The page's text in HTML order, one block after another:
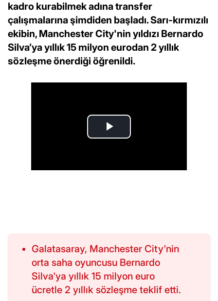
kadro kurabilmek adına transfer
çalışmalarına şimdiden başladı. Sarı-kırmızılı
ekibin, Manchester City'nin yıldızı Bernardo
Silva’ya yıllık 15 milyon eurodan 2 yıllık
sözleşme önerdiği öğrenildi.
Galatasaray, Manchester City'nin
orta saha oyuncusu Bernardo
Silva'ya yıllık 15 milyon euro
ücretle 2 yıllık sözleşme teklif etti.